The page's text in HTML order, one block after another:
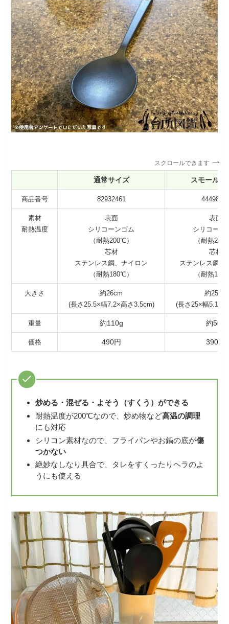
スクロールできます
通常サイズ スモールサ
商品番号 82932461
素材
耐熱温度
表面
シリコーンゴム
（耐熱200℃）
芯材
ステンレス鋼、ナイロン
（耐熱180℃）
表面
シリコーン
（耐熱
芯材
ステンレス鋼、
（耐熱
大きさ
約26cm
(長さ25.5×幅7.2×高さ3.5cm)
約25cm
(長さ25×幅5.1×
重量 約110g 約50g
価格 490円 390円
炒める・混ぜる・よそう（すくう）ができる
耐熱温度が200℃なので、炒め物など高温の調理
にも対応
シリコン素材なので、フライパンやお鍋の底が傷
つかない
絶妙なしなり具合で、タレをすくったりヘラのよ
うにも使える